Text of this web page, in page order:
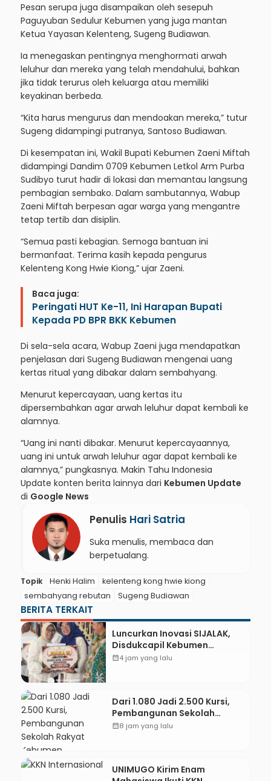
Pesan serupa juga disampaikan oleh sesepuh
Paguyuban Sedulur Kebumen yang juga mantan
Ketua Yayasan Kelenteng, Sugeng Budiawan.
Ia menegaskan pentingnya menghormati arwah
leluhur dan mereka yang telah mendahului, bahkan
jika tidak terurus oleh keluarga atau memiliki
keyakinan berbeda.
“Kita harus mengurus dan mendoakan mereka,” tutur
Sugeng didampingi putranya, Santoso Budiawan.
Di kesempatan ini, Wakil Bupati Kebumen Zaeni Miftah
didampingi Dandim 0709 Kebumen Letkol Arm Purba
Sudibyo turut hadir di lokasi dan memantau langsung
pembagian sembako. Dalam sambutannya, Wabup
Zaeni Miftah berpesan agar warga yang mengantre
tetap tertib dan disiplin.
“Semua pasti kebagian. Semoga bantuan ini
bermanfaat. Terima kasih kepada pengurus
Kelenteng Kong Hwie Kiong,” ujar Zaeni.
Baca juga:
Peringati HUT Ke-11, Ini Harapan Bupati
Kepada PD BPR BKK Kebumen
Di sela-sela acara, Wabup Zaeni juga mendapatkan
penjelasan dari Sugeng Budiawan mengenai uang
kertas ritual yang dibakar dalam sembahyang.
Menurut kepercayaan, uang kertas itu
dipersembahkan agar arwah leluhur dapat kembali ke
alamnya.
“Uang ini nanti dibakar. Menurut kepercayaannya,
uang ini untuk arwah leluhur agar dapat kembali ke
alamnya,” pungkasnya. Makin Tahu Indonesia
Update konten berita lainnya dari Kebumen Update
di Google News
Penulis Hari Satria
Suka menulis, membaca dan
berpetualang.
Topik Henki Halim
kelenteng kong hwie kiong
sembahyang rebutan
Sugeng Budiawan
BERITA TERKAIT
Luncurkan Inovasi SIJALAK,
Disdukcapil Kebumen
Perkuat Jejaring Literasi
calendar_month4 jam yang lalu
Dari 1.080 Jadi 2.500 Kursi,
Pembangunan Sekolah
Rakyat Kebumen Ditargetkan
calendar_month8 jam yang lalu
UNIMUGO Kirim Enam